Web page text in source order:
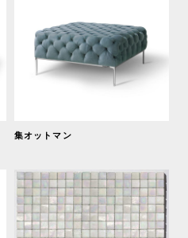
集オットマン